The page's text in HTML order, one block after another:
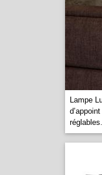
Lampe
réglables.